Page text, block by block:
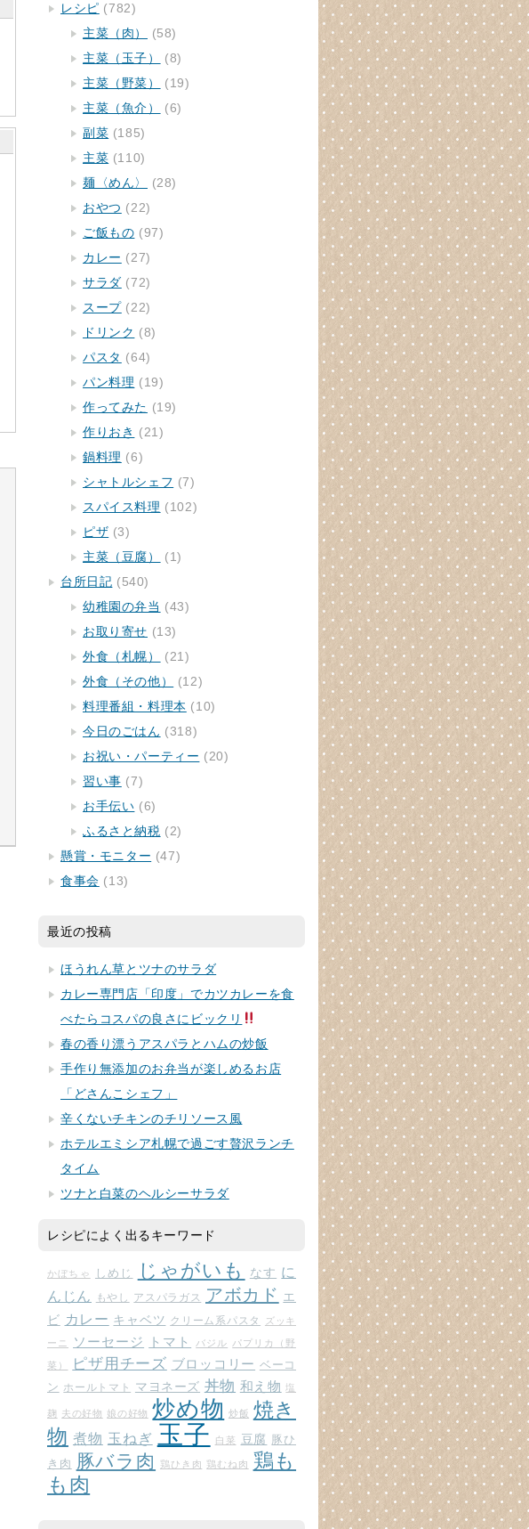
レシピ (782)
主菜（肉）
(58)
主菜（玉子）
(8)
主菜（野菜）
(19)
主菜（魚介）
(6)
副菜 (185)
主菜 (110)
麺〈めん〉
(28)
おやつ (22)
ご飯もの (97)
カレー (27)
サラダ (72)
スープ(22)
ドリンク (8)
パスタ (64)
パン料理 (19)
作ってみた (19)
作りおき (21)
鍋料理 (6)
シャトルシェフ (7)
スパイス料理 (102)
ピザ (3)
主菜（豆腐）
(1)
台所日記 (540)
幼稚園の弁当 (43)
お取り寄せ (13)
外食（札幌）
(21)
外食（その他）
(12)
料理番組・料理本 (10)
今日のごはん (318)
お祝い・パーティー (20)
習い事 (7)
お手伝い (6)
ふるさと納税 (2)
懸賞・モニター (47)
食事会 (13)
最近の投稿
ほうれん草とツナのサラダ
カレー専門店「印度」でカツカレーを食
べたらコスパの良さにビックリ
春の香り漂うアスパラとハムの炒飯
手作り無添加のお弁当が楽しめるお店
「どさんこシェフ」
辛くないチキンのチリソース風
ホテルエミシア札幌で過ごす贅沢ランチ
タイム
ツナと白菜のヘルシーサラダ
レシピによく出るキーワード
かぼちゃ しめじ じゃがいも なす に
んじん
もやし アスパラガス アボカド
エ
ビ カレー キャベツ クリーム系パスタ ズッキ
ーニ ソーセージ トマト バジル パプリカ（野
菜） ピザ用チーズ ブロッコリー ベーコ
ン ホールトマト マヨネーズ 丼物 和え物 塩
麹 夫の好物 娘の好物 炒め物 炒飯 焼き
物 煮物 玉ねぎ 玉子 白菜 豆腐 豚ひ
き肉 豚バラ肉 鶏ひき肉 鶏むね肉 鶏も
も肉